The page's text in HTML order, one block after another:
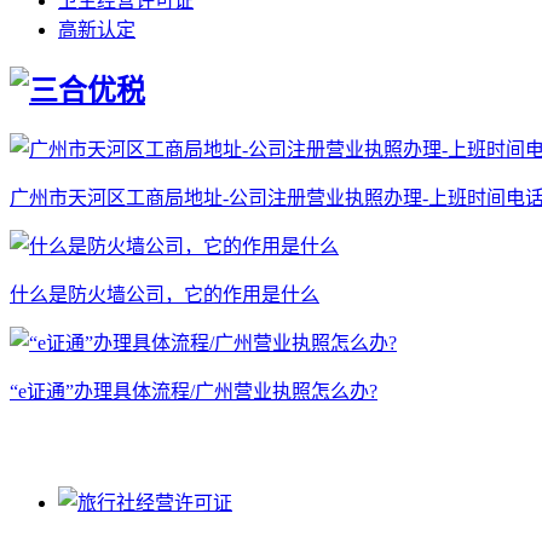
高新认定
广州市天河区工商局地址-公司注册营业执照办理-上班时间电
什么是防火墙公司，它的作用是什么
“e证通”办理具体流程/广州营业执照怎么办?